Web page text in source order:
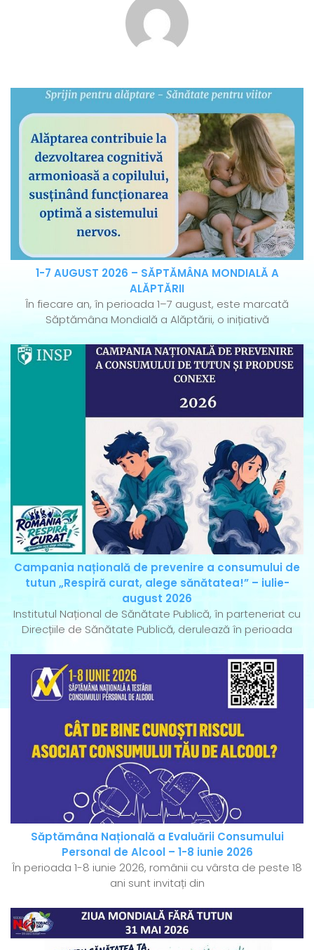
1-7 AUGUST 2026 – SĂPTĂMÂNA MONDIALĂ A
ALĂPTĂRII
În fiecare an, în perioada 1–7 august, este marcată
Săptămâna Mondială a Alăptării, o inițiativă
Campania națională de prevenire a consumului de
tutun „Respiră curat, alege sănătatea!” – iulie-
august 2026
Institutul Național de Sănătate Publică, în parteneriat cu
Direcțiile de Sănătate Publică, derulează în perioada
Săptămâna Națională a Evaluării Consumului
Personal de Alcool – 1-8 iunie 2026
În perioada 1-8 iunie 2026, românii cu vârsta de peste 18
ani sunt invitați din